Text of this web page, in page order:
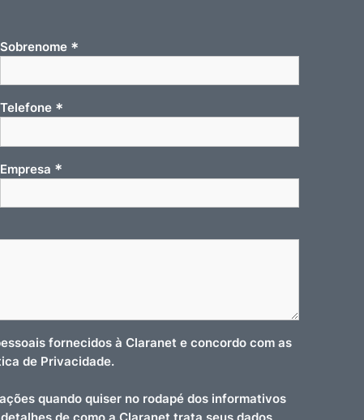
Sobrenome *
Telefone *
Empresa *
fornecidos à Claranet e concordo com as
de Privacidade.
quando quiser no rodapé dos informativos